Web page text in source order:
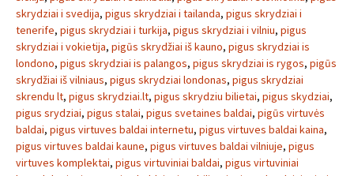
skrydziai i svedija, pigus skrydziai i tailanda, pigus skrydziai i
tenerife, pigus skrydziai i turkija, pigus skrydziai i vilniu, pigus
skrydziai i vokietija, pigūs skrydžiai iš kauno, pigus skrydziai is
londono, pigus skrydziai is palangos, pigus skrydziai is rygos, pigūs
skrydžiai iš vilniaus, pigus skrydziai londonas, pigus skrydziai
skrendu lt, pigus skrydziai.lt, pigus skrydziu bilietai, pigus skydziai,
pigus srydziai, pigus stalai, pigus svetaines baldai, pigūs virtuvės
baldai, pigus virtuves baldai internetu, pigus virtuves baldai kaina,
pigus virtuves baldai kaune, pigus virtuves baldai vilniuje, pigus
virtuves komplektai, pigus virtuviniai baldai, pigus virtuviniai